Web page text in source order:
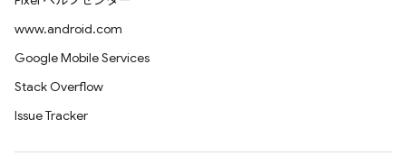
www.android.com
Google Mobile Services
Stack Overflow
Issue Tracker